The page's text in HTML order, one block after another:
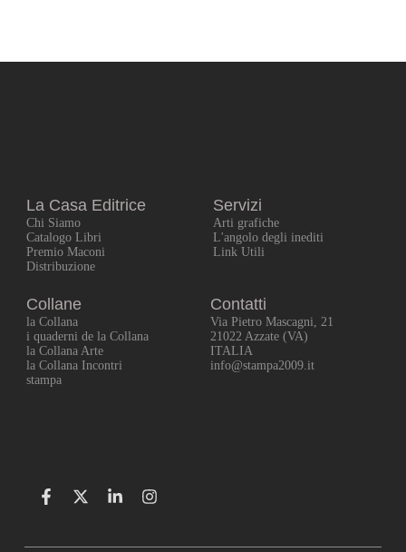
La Casa Editrice
Chi Siamo
Catalogo Libri
Premio Maconi
Distribuzione
Servizi
Arti grafiche
L'angolo degli inediti
Link Utili
Collane
la Collana
i quaderni de la Collana
la Collana Arte
la Collana Incontri
stampa
Contatti
Via Pietro Mascagni, 21
21022 Azzate (VA)
ITALIA
info@stampa2009.it